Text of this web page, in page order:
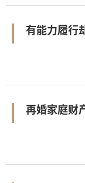
有能力履行
再婚家庭财